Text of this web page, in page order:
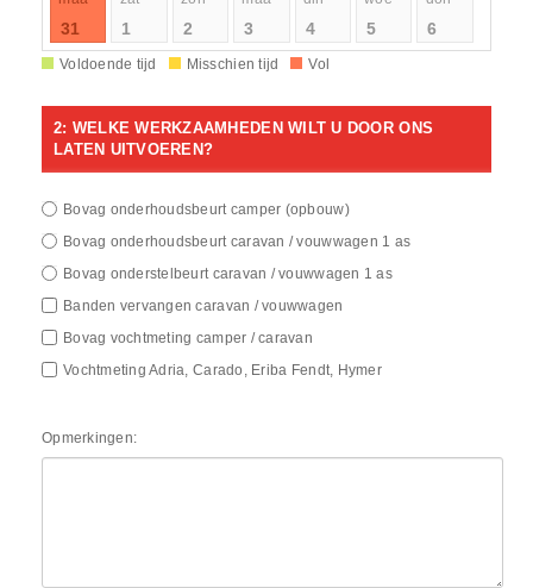
31 1 2 3 4 5 6
Voldoende tijd Misschien tijd Vol
2: WELKE WERKZAAMHEDEN WILT U DOOR ONS
LATEN UITVOEREN?
Bovag onderhoudsbeurt camper (opbouw)
Bovag onderhoudsbeurt caravan / vouwwagen 1 as
Bovag onderstelbeurt caravan / vouwwagen 1 as
Banden vervangen caravan / vouwwagen
Bovag vochtmeting camper / caravan
Vochtmeting Adria, Carado, Eriba Fendt, Hymer
Opmerkingen: